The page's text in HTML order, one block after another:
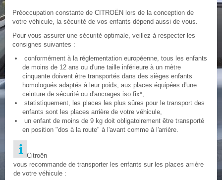
Préoccupation constante de CITROËN lors de la conception de
votre véhicule, la sécurité de vos enfants dépend aussi de vous.
Pour vous assurer une sécurité optimale, veillez à respecter les
consignes suivantes :
conformément à la réglementation européenne, tous les enfants
de moins de 12 ans ou d'une taille inférieure à un mètre
cinquante doivent être transportés dans des sièges enfants
homologués adaptés à leur poids, aux places équipées d'une
ceinture de sécurité ou d'ancrages iso fix*,
statistiquement, les places les plus sûres pour le transport des
enfants sont les places arrière de votre véhicule,
un enfant de moins de 9 kg doit obligatoirement être transporté
en position "dos à la route" à l'avant comme à l'arrière.
Citroën
vous recommande de transporter les enfants sur les places arrière
de votre véhicule :